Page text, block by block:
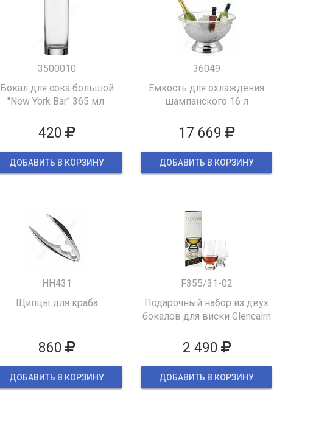
3500010
Бокал для сока большой
"New York Bar" 365 мл.
420
ДОБАВИТЬ В КОРЗИНУ
36049
Емкость для охлаждения
шампанского 16 л
17 669
ДОБАВИТЬ В КОРЗИНУ
HH431
Щипцы для краба
860
ДОБАВИТЬ В КОРЗИНУ
F355/31-02
Подарочный набор из двух
бокалов для виски Glencairn
2 490
ДОБАВИТЬ В КОРЗИНУ